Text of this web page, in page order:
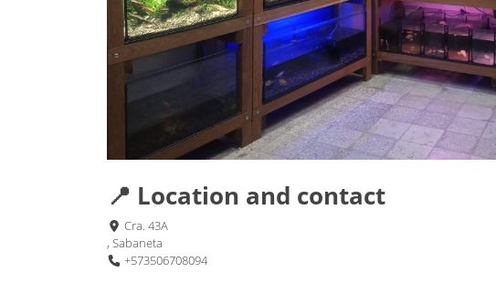
📍 Location and contact
Cra. 43A
, Sabaneta
+573506708094